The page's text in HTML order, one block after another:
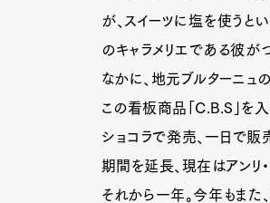
が、スイーツに塩を使うと
のキャラメリエである彼が
なかに、地元ブルターニュ
この看板商品「C.B.S」を入
ショコラで発売、一日で
期間を延長、現在はアンリ
それから一年。今年もまた